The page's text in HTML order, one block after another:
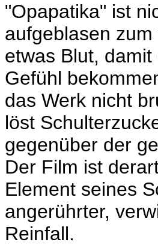
"Opapatika" ist
aufgeblasen
etwas Blut,
Gefühl
das Werk nicht
löst
gegenüber der
Der Film ist
Element seines
angerührter,
Reinfall.